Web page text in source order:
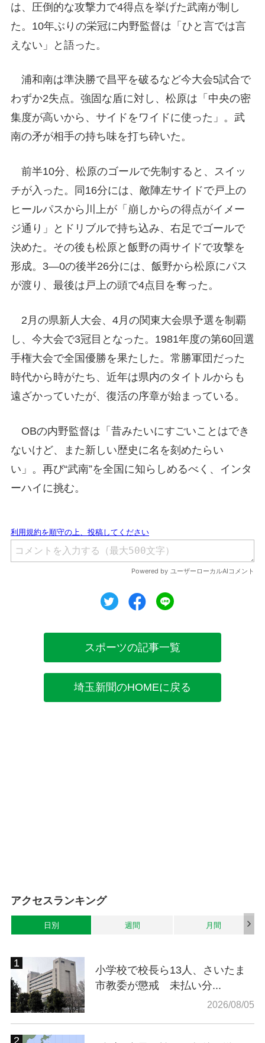
は、圧倒的な攻撃力で4得点を挙げた武南が制し
た。10年ぶりの栄冠に内野監督は「ひと言では言
えない」と語った。
浦和南は準決勝で昌平を破るなど今大会5試合で
わずか2失点。強固な盾に対し、松原は「中央の密
集度が高いから、サイドをワイドに使った」。武
南の矛が相手の持ち味を打ち砕いた。
前半10分、松原のゴールで先制すると、スイッ
チが入った。同16分には、敵陣左サイドで戸上の
ヒールパスから川上が「崩しからの得点がイメー
ジ通り」とドリブルで持ち込み、右足でゴールで
決めた。その後も松原と飯野の両サイドで攻撃を
形成。3―0の後半26分には、飯野から松原にパス
が渡り、最後は戸上の頭で4点目を奪った。
2月の県新人大会、4月の関東大会県予選を制覇
し、今大会で3冠目となった。1981年度の第60回選
手権大会で全国優勝を果たした。常勝軍団だった
時代から時がたち、近年は県内のタイトルからも
遠ざかっていたが、復活の序章が始まっている。
OBの内野監督は「昔みたいにすごいことはでき
ないけど、また新しい歴史に名を刻めたらい
い」。再び“武南”を全国に知らしめるべく、インタ
ーハイに挑む。
ツイートシェア
スポーツの記事一覧
埼玉新聞のHOMEに戻る
アクセスランキング
日別 週間 月間
小学校で校長ら13人、さいたま
市教委が懲戒 未払い分...
2026/08/05